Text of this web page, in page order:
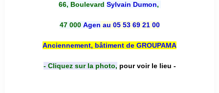
66, Boulevard Sylvain Dumon,
47 000 Agen au 05 53 69 21 00
Anciennement, bâtiment de GROUPAMA
- Cliquez sur la photo, pour voir le lieu -